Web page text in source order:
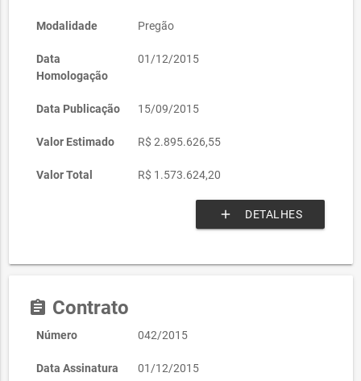
Modalidade Pregão
Data
Homologação
01/12/2015
Data Publicação 15/09/2015
Valor Estimado R$ 2.895.626,55
Valor Total R$ 1.573.624,20
add DETALHES
assignment Contrato
Número 042/2015
Data Assinatura 01/12/2015